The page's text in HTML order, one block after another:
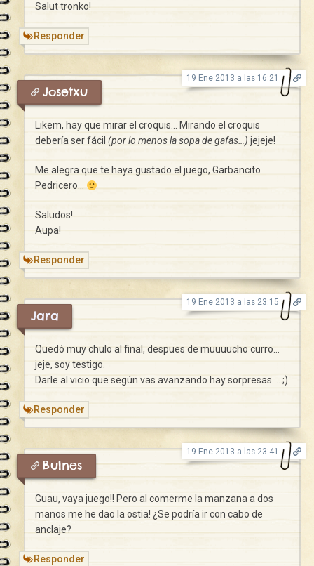
Salut tronko!
Responder
Josetxu
19 Ene 2013 a las 16:21
Likem, hay que mirar el croquis… Mirando el croquis
debería ser fácil(por lo menos la sopa de gafas…) jejeje!
Me alegra que te haya gustado el juego, Garbancito
Pedricero…
Saludos!
Aupa!
Responder
Jara
19 Ene 2013 a las 23:15
Quedó muy chulo al final, despues de muuuucho curro…
jeje, soy testigo.
Darle al vicio que según vas avanzando hay sorpresas…..;)
Responder
Bulnes
19 Ene 2013 a las 23:41
Guau, vaya juego!! Pero al comerme la manzana a dos
manos me he dao la ostia! ¿Se podría ir con cabo de
anclaje?
Responder